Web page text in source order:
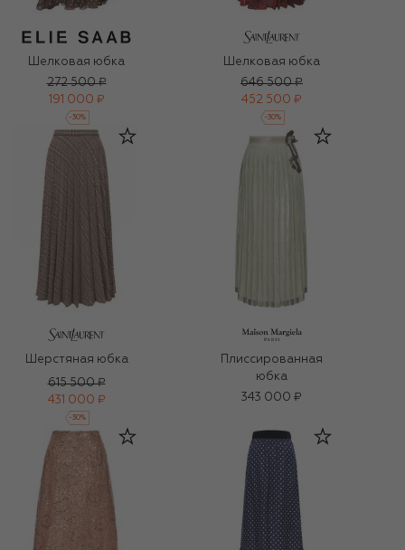
Шелковая юбка
272 500 ₽
191 000 ₽
-30%
Шелковая юбка
646 500 ₽
452 500 ₽
-30%
Шерстяная юбка
615 500 ₽
431 000 ₽
-30%
Плиссированная
юбка
343 000 ₽